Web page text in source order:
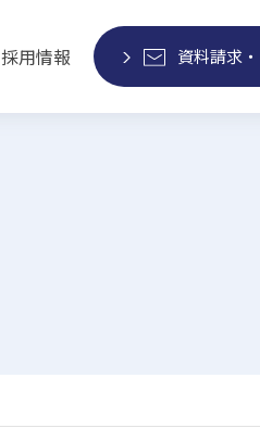
採用情報 資料請求